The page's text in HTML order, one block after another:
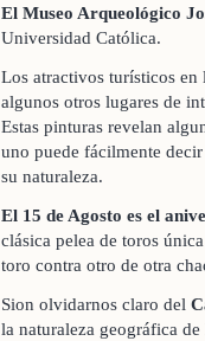
El Museo Arqueológico
Universidad Católica.
Los atractivos turísticos en
algunos otros lugares de
Estas pinturas revelan
uno puede fácilmente
su naturaleza.
El 15 de Agosto es el
clásica pelea de toros
toro contra otro de otra
Sion olvidarnos claro del
la naturaleza geográfica